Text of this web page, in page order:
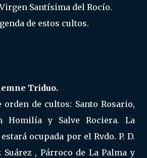
Santísima del Rocío.
de estos cultos.
Triduo.
de cultos: Santo Rosario,
Homilía y Salve Rociera. La
ocupada por el Rvdo. P. D.
Suárez , Párroco de La Palma y